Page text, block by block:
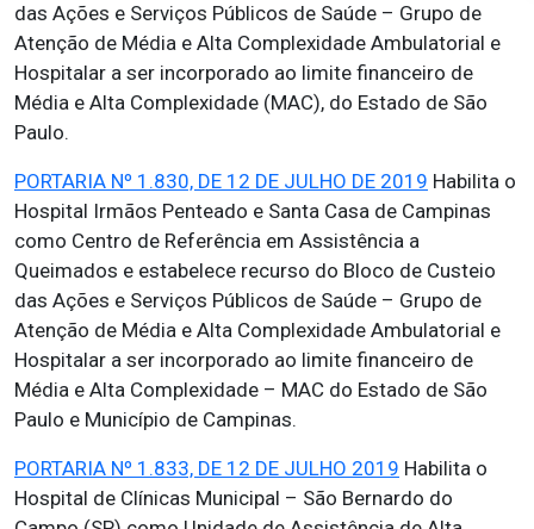
das Ações e Serviços Públicos de Saúde – Grupo de
Atenção de Média e Alta Complexidade Ambulatorial e
Hospitalar a ser incorporado ao limite financeiro de
Média e Alta Complexidade (MAC), do Estado de São
Paulo.
PORTARIA Nº 1.830, DE 12 DE JULHO DE 2019 Habilita o
Hospital Irmãos Penteado e Santa Casa de Campinas
como Centro de Referência em Assistência a
Queimados e estabelece recurso do Bloco de Custeio
das Ações e Serviços Públicos de Saúde – Grupo de
Atenção de Média e Alta Complexidade Ambulatorial e
Hospitalar a ser incorporado ao limite financeiro de
Média e Alta Complexidade – MAC do Estado de São
Paulo e Município de Campinas.
PORTARIA Nº 1.833, DE 12 DE JULHO 2019 Habilita o
Hospital de Clínicas Municipal – São Bernardo do